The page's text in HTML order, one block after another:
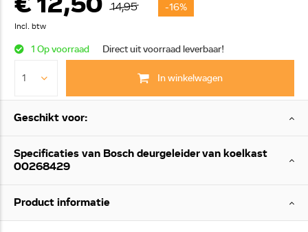
14,95 -16%
Incl. btw
1 Op voorraad Direct uit voorraad leverbaar!
In winkelwagen
Geschikt voor:
Specificaties van Bosch deurgeleider van koelkast
00268429
Product informatie